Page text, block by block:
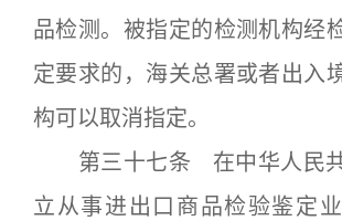
品检测。被指定的检测机构经
定要求的，海关总署或者出入
构可以取消指定。
第三十七条 在中华人民共
立从事进出口商品检验鉴定